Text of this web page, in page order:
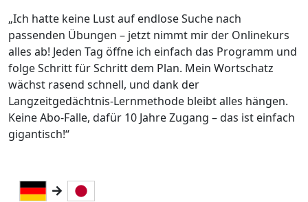
„Ich hatte keine Lust auf endlose Suche nach
passenden Übungen – jetzt nimmt mir der Onlinekurs
alles ab! Jeden Tag öffne ich einfach das Programm und
folge Schritt für Schritt dem Plan. Mein Wortschatz
wächst rasend schnell, und dank der
Langzeitgedächtnis-Lernmethode bleibt alles hängen.
Keine Abo-Falle, dafür 10 Jahre Zugang – das ist einfach
gigantisch!“